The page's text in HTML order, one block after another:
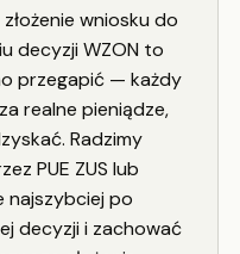
wniosku do
decyzji WZON to
przegapić — każdy
realne pieniądze,
Radzimy
PUE ZUS lub
najszybciej po
decyzji i zachować